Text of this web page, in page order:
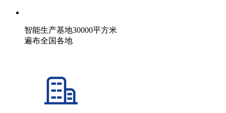
智能生产基地30000平方米
遍布全国各地